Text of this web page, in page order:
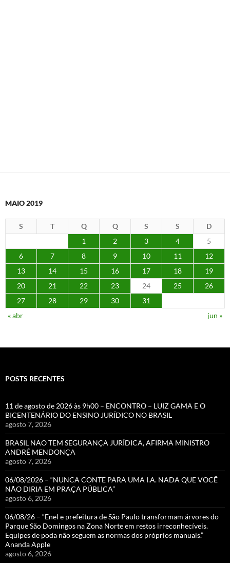
MAIO 2019
S T Q Q S S
D
1
2 3 4
5
6
7 8 9 10 11
12
13
14 15 16 17 18
19
20
21 22 23 24 25
26
27
28 29 30
31
« abr
jun »
POSTS RECENTES
11 de agosto de 2026 às 9h00 – ENCONTRO – LUIZ GAMA E O
BICENTENÁRIO DO ENSINO JURÍDICO NO BRASIL
agosto 7, 2026
BRASIL NÃO TEM SEGURANÇA JURÍDICA, AFIRMA MINISTRO
ANDRÉ MENDONÇA
agosto 7, 2026
06/08/2026 – “NUNCA CONTE PARA UMA I.A. NADA QUE VOCÊ
NÃO DIRIA EM PRAÇA PÚBLICA”
agosto 6, 2026
06/08/26 – “Enel e prefeitura de São Paulo transformam árvores do
Parque São Domingos na Zona Norte em restos irreconhecíveis.
Equipes de poda não seguem as normas dos próprios manuais.”
Ananda Apple
agosto 6, 2026